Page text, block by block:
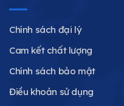
Chính sách đại lý
Cam kết chất lượng
Chính sách bảo mật
Điều khoản sử dụng